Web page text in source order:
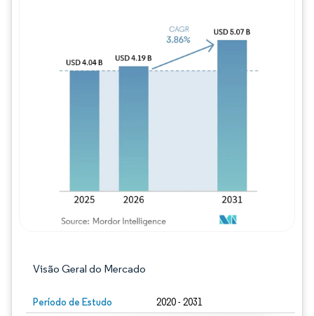
Visão Geral do Mercado
Período de Estudo 2020 - 2031